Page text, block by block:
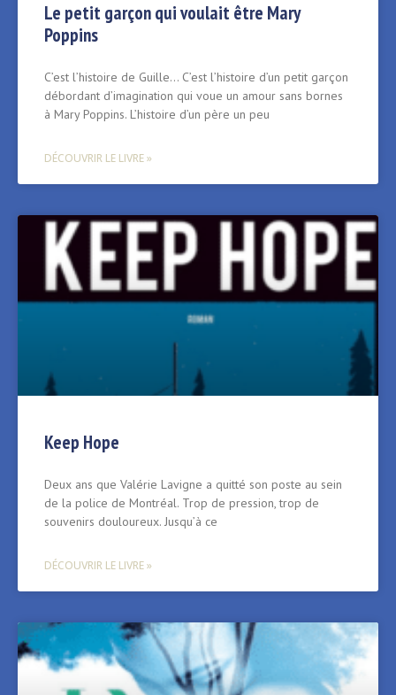
Le petit garçon qui voulait être Mary
Poppins
C’est l’histoire de Guille… C’est l’histoire d’un petit garçon
débordant d’imagination qui voue un amour sans bornes
à Mary Poppins. L’histoire d’un père un peu
DÉCOUVRIR LE LIVRE »
Keep Hope
Deux ans que Valérie Lavigne a quitté son poste au sein
de la police de Montréal. Trop de pression, trop de
souvenirs douloureux. Jusqu’à ce
DÉCOUVRIR LE LIVRE »